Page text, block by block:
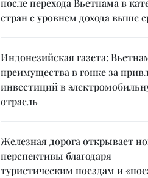
после перехода Вьетнама в
стран с уровнем дохода выше
Индонезийская газета:
преимущества в гонке за
инвестиций в
отрасль
Железная дорога открывает
перспективы благодаря
туристическим поездам и